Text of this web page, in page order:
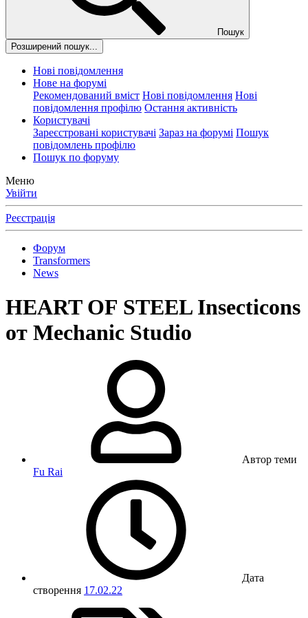
Пошук
Розширений пошук...
Нові повідомлення
Нове на форумі
Рекомендований вміст Нові повідомлення Нові
повідомлення профілю Остання активність
Користувачі
Зареєстровані користувачі Зараз на форумі Пошук
повідомлень профілю
Пошук по форуму
Меню
Увійти
Реєстрація
Форум
Transformers
News
HEART OF STEEL Insecticons
от Mechanic Studio
Автор теми
Fu Rai
Дата
створення 17.02.22